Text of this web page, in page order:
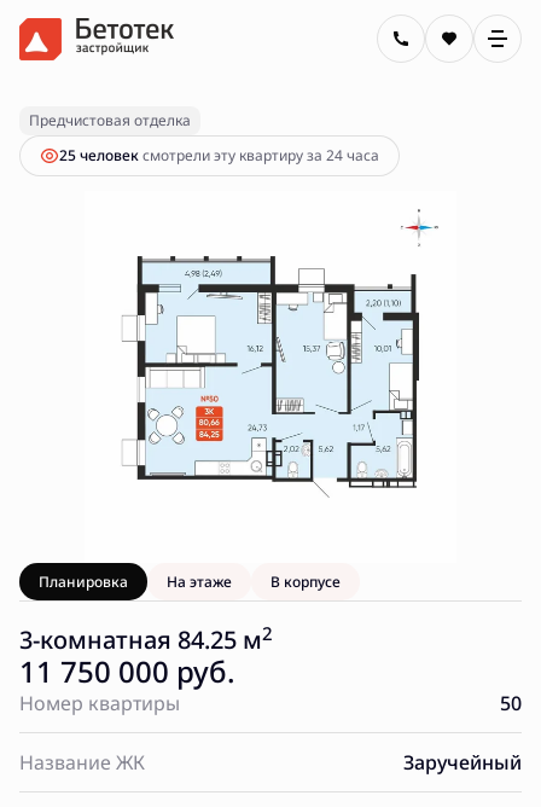
3-комнатная84.25 м 11 750 000 руб.
Предчистовая отделка
25 человексмотрели эту квартиру за 24 часа
Планировка На этаже В корпусе
3-комнатная 84.25 м2
11 750 000 руб.
Номер квартиры 50
Название ЖК Заручейный